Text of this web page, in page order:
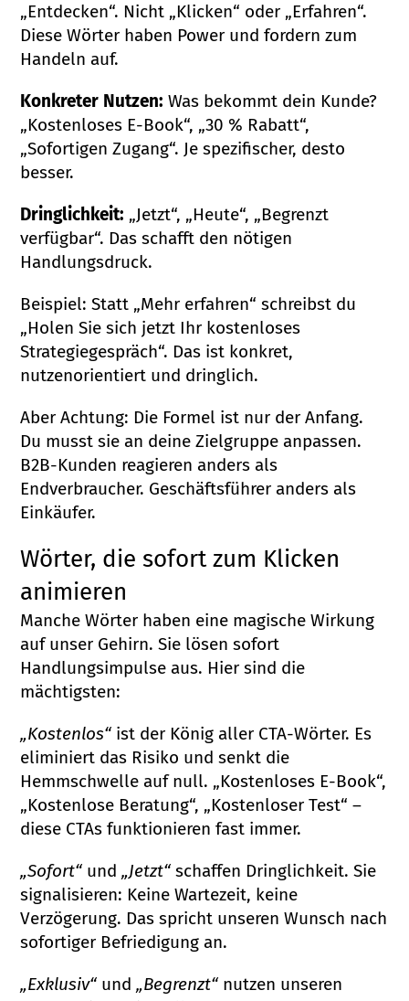
„Entdecken“. Nicht „Klicken“ oder „Erfahren“.
Diese Wörter haben Power und fordern zum
Handeln auf.
Konkreter Nutzen: Was bekommt dein Kunde?
„Kostenloses E-Book“, „30 % Rabatt“,
„Sofortigen Zugang“. Je spezifischer, desto
besser.
Dringlichkeit: „Jetzt“, „Heute“, „Begrenzt
verfügbar“. Das schafft den nötigen
Handlungsdruck.
Beispiel: Statt „Mehr erfahren“ schreibst du
„Holen Sie sich jetzt Ihr kostenloses
Strategiegespräch“. Das ist konkret,
nutzenorientiert und dringlich.
Aber Achtung: Die Formel ist nur der Anfang.
Du musst sie an deine Zielgruppe anpassen.
B2B-Kunden reagieren anders als
Endverbraucher. Geschäftsführer anders als
Einkäufer.
Wörter, die sofort zum Klicken
animieren
Manche Wörter haben eine magische Wirkung
auf unser Gehirn. Sie lösen sofort
Handlungsimpulse aus. Hier sind die
mächtigsten:
„Kostenlos“ ist der König aller CTA-Wörter. Es
eliminiert das Risiko und senkt die
Hemmschwelle auf null. „Kostenloses E-Book“,
„Kostenlose Beratung“, „Kostenloser Test“ –
diese CTAs funktionieren fast immer.
„Sofort“ und„Jetzt“ schaffen Dringlichkeit. Sie
signalisieren: Keine Wartezeit, keine
Verzögerung. Das spricht unseren Wunsch nach
sofortiger Befriedigung an.
„Exklusiv“ und„Begrenzt“ nutzen unseren